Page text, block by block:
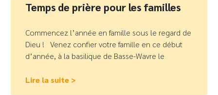
Temps de prière pour les familles
Commencez l’année en famille sous le regard de
Dieu ! Venez confier votre famille en ce début
d’année, à la basilique de Basse-Wavre le
Lire la suite >